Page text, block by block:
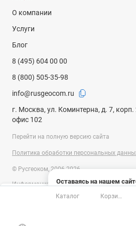
Оставаясь на нашем
на использование
системами веб-аналитики
О компании
Услуги
Блог
8 (495) 604 00 00
8 (800) 505-35-98
info@rusgeocom.ru
г. Москва, ул. Коминтерна, д. 7, корп.
офис 102
Перейти на полную версию сайта
Политика обработки персональных
© Русгеоком, 2006-2026
Информация на сайте носит справочный
публичной офертой, определяемой
Гражданского кодекса Российской
изменены производителем без
Каталог
Корзина